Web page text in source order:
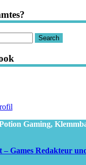
Gaming,
– Games Redakteur